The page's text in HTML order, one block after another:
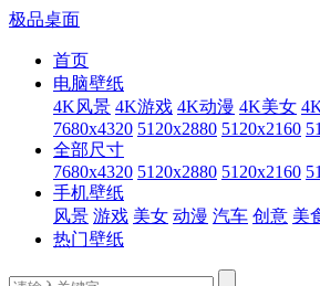
极品桌面
首页
电脑壁纸
4K风景 4K游戏 4K动漫 4K美女
7680x4320 5120x2880 5120x2160
全部尺寸
7680x4320 5120x2880 5120x2160
手机壁纸
风景 游戏 美女 动漫 汽车 创意 美
热门壁纸